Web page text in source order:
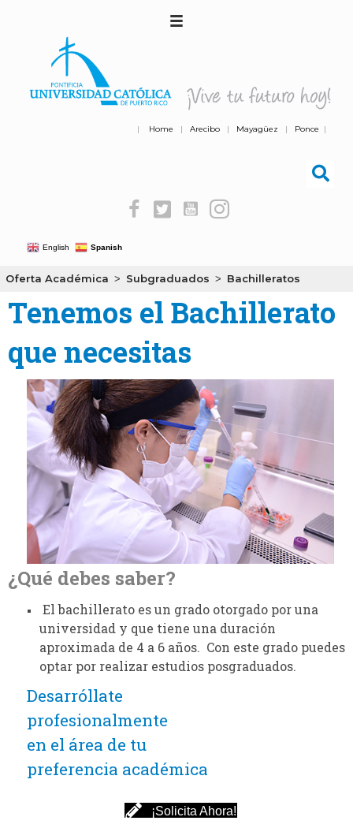
| Home | Arecibo | Mayagüez | Ponce |
English Spanish
Oferta Académica > Subgraduados > Bachilleratos
Tenemos el Bachillerato
que necesitas
¿Qué debes saber?
Elbachillerato es un grado otorgado por una
universidad y que tiene una duración
aproximada de 4 a 6 años. Con este grado puedes
optar por realizar estudios posgraduados.
Desarróllate
profesionalmente
en el área de tu
preferencia académica
¡Solicita Ahora!